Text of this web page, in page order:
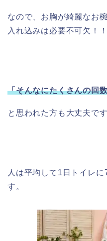
なので、お胸が綺麗なお
入れ込みは必要不可欠！！
「そんなにたくさんの回
と思われた方も大丈夫です
人は平均して1日トイレ
す。